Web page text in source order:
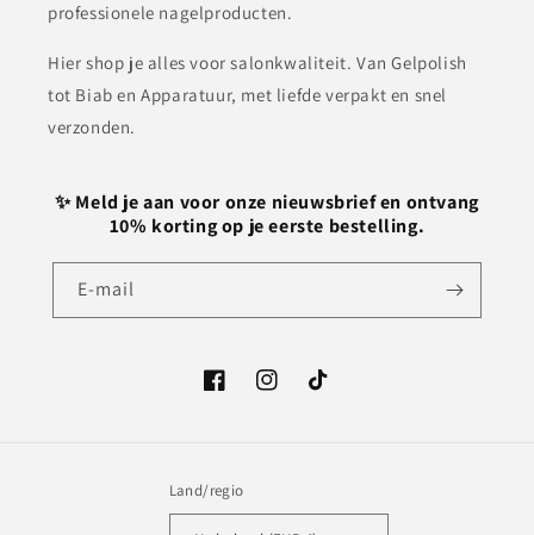
professionele nagelproducten.
Hier shop je alles voor salonkwaliteit. Van Gelpolish
tot Biab en Apparatuur, met liefde verpakt en snel
verzonden.
✨ Meld je aan voor onze nieuwsbrief en ontvang
10% korting op je eerste bestelling.
E‑mail
FacebookInstagramTikTok
Land/regio